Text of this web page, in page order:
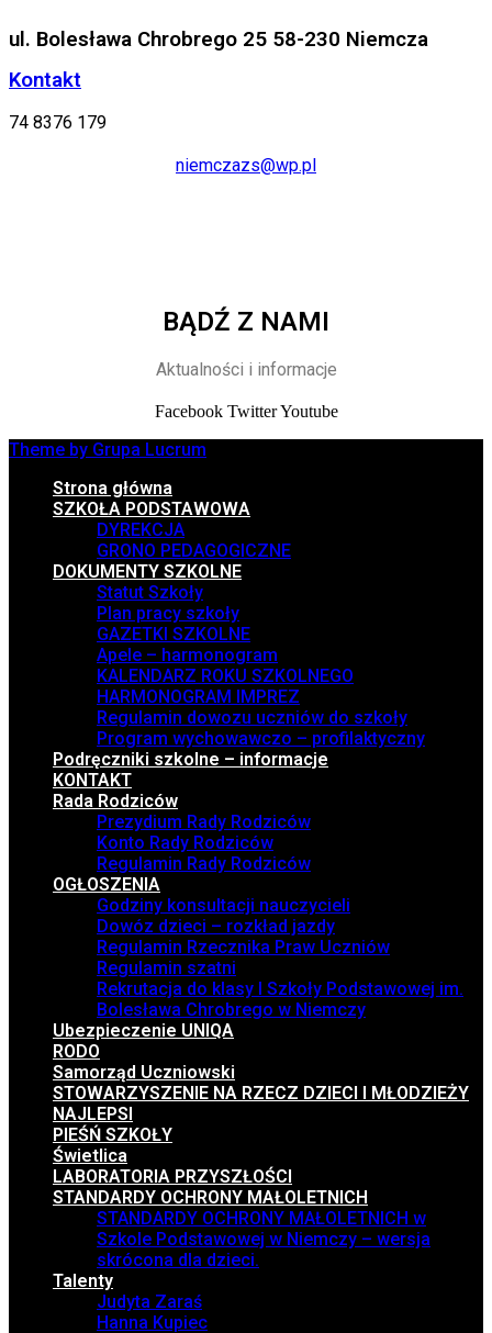
ul. Bolesława Chrobrego 25 58-230 Niemcza
Kontakt
74 8376 179
niemczazs@wp.pl
BĄDŹ Z NAMI
Aktualności i informacje
Facebook Twitter Youtube
Theme by Grupa Lucrum
Strona główna
SZKOŁA PODSTAWOWA
DYREKCJA
GRONO PEDAGOGICZNE
DOKUMENTY SZKOLNE
Statut Szkoły
Plan pracy szkoły
GAZETKI SZKOLNE
Apele – harmonogram
KALENDARZ ROKU SZKOLNEGO
HARMONOGRAM IMPREZ
Regulamin dowozu uczniów do szkoły
Program wychowawczo – profilaktyczny
Podręczniki szkolne – informacje
KONTAKT
Rada Rodziców
Prezydium Rady Rodziców
Konto Rady Rodziców
Regulamin Rady Rodziców
OGŁOSZENIA
Godziny konsultacji nauczycieli
Dowóz dzieci – rozkład jazdy
Regulamin Rzecznika Praw Uczniów
Regulamin szatni
Rekrutacja do klasy I Szkoły Podstawowej im.
Bolesława Chrobrego w Niemczy
Ubezpieczenie UNIQA
RODO
Samorząd Uczniowski
STOWARZYSZENIE NA RZECZ DZIECI I MŁODZIEŻY
NAJLEPSI
PIEŚŃ SZKOŁY
Świetlica
LABORATORIA PRZYSZŁOŚCI
STANDARDY OCHRONY MAŁOLETNICH
STANDARDY OCHRONY MAŁOLETNICH w
Szkole Podstawowej w Niemczy – wersja
skrócona dla dzieci.
Talenty
Judyta Zaraś
Hanna Kupiec